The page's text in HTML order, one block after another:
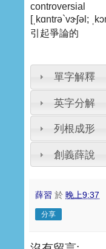
controversial
[ˌkɑntrə`vɝʃəl;
引起爭論的
單字解釋
英字分解
列根成形
創義薛說
薛習 於 晚上9:37
分享